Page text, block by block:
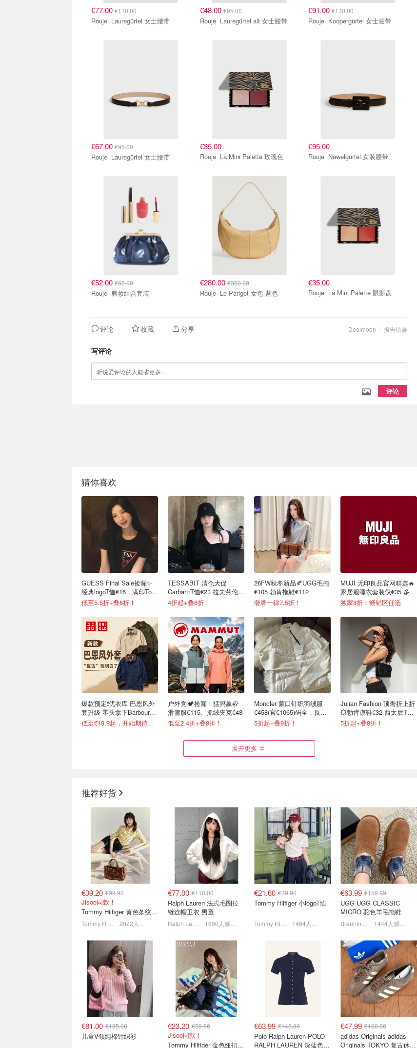
€77.00 €110.00
Rouje Lauregürtel 女士腰带
€48.00€95.00
Rouje Lauregürtel alt 女士腰带
€91.00 €130.00
Rouje Koopergürtel 女士腰带
€67.00 €95.00
Rouje Lauregürtel 女士腰带
€35.00
Rouje La Mini Palette 玫瑰色
€95.00
Rouje Nawelgürtel 女装腰带
€52.00 €65.00
Rouje 唇妆组合套装
€280.00€350.00
Rouje Le Parigot 女包 蓝色
€35.00
Rouje La Mini Palette 眼影盘
报告错误
Dealmoon
评论 收藏 分享
写评论
评论
猜你喜欢
GUESS Final Sale捡漏✨
经典logoT恤€16，满印Tote
包€67
低至5.5折+叠8折！
爆款预定❗️优衣库 巴恩风外
套升级 零头拿下Barbour同
款复古腔
低至€19.9起，开始期待秋天
TESSABIT 清仓大促
CarharttT恤€23 拉夫劳伦棒
球帽€37
4折起+叠8折！
户外党🏕️捡漏！猛犸象🦣
滑雪服€115、抓绒夹克€48
低至2.4折+叠8折！
26FW秋冬新品🍂UGG毛拖
€105 勃肯拖鞋€112
奢牌一律7.5折！
Moncler 蒙口针织羽绒服
€458(官€1065)码全，反季
囤！
5折起+叠9折！
MUJI 无印良品官网精选🔥
家居服睡衣套装仅€35 多色
可选
独家8折！畅销区任选
Julian Fashion 顶奢折上折
💥勃肯凉鞋€32 西太后T恤
€86
5折起+叠8折！
maje 官网“最后机会”捡漏
换季针织衫、小香风夹克等
Lacoste 🐊小鳄鱼大爆发！
热门托特包低至€48.79
lululemon 今日必买这3件
👀运动水杯€24
每日更新！游牧灰Define补货！
Hunkemoller 内裤5条
€34.99 内裤自由这不就来
折后€6.99/条
Claudie Pierlot 官网“最后机
会” 🚨捡漏换季外套、针织
衫等
5折起 🎀封面开衫€112.5
大事很妙❗️Tommy Hilfiger
官网折上折 | Jisoo同款€39
Stone Island 石头岛暴跌！
捡漏樱花粉卫衣、换季针织
衫等
罕见3折起！大童T恤£70
MANGO官网 🍂初秋保暖系
列 捡漏miu风开衫、皮夹克
等
2.6折起！V领针织衫仅€5.99
展开更多
推荐好货
€39.20 €99.90
Jisoo同款！
Tommy Hilfiger 黄色条纹衬衫
€77.00 €110.00
Ralph Lauren 法式毛圈拉
链连帽卫衣 男童
1600人感兴趣
€21.60 €39.90
Tommy Hilfiger 小logoT恤
€63.99 €159.99
UGG UGG CLASSIC
MICRO 驼色羊毛拖鞋
1444人感兴趣
€81.00 €135.00
儿童V领纯棉针织衫
€23.20 €59.90
Jisoo同款！
Tommy Hilfiger 金色纽扣罗纹背心
€63.99 €145.00
Polo Ralph Lauren POLO
RALPH LAUREN 深蓝色珠
€47.99 €100.00
adidas Originals adidas
Originals TOKYO 复古休闲